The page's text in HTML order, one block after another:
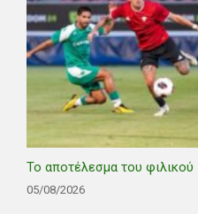
Το αποτέλεσμα του φιλικού
05/08/2026